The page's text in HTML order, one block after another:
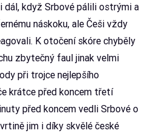
dál, když Srbové pálili ostrými a
náskoku, ale Češi vždy
K otočení skóre chyběly
zbytečný faul jinak velmi
při trojce nejlepšího
krátce před koncem třetí
před koncem vedli Srbové o
jim i díky skvělé české